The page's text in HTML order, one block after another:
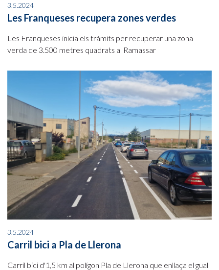
3.5.2024
Les Franqueses recupera zones verdes
Les Franqueses inicia els tràmits per recuperar una zona
verda de 3.500 metres quadrats al Ramassar
3.5.2024
Carril bici a Pla de Llerona
Carril bici d'1,5 km al polígon Pla de Llerona que enllaça el gual